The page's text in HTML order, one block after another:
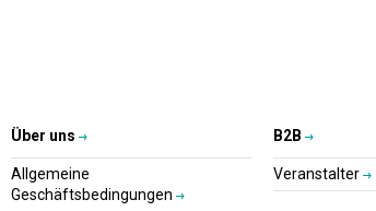
Über uns
Allgemeine
Geschäftsbedingungen
B2B
Veranstalter